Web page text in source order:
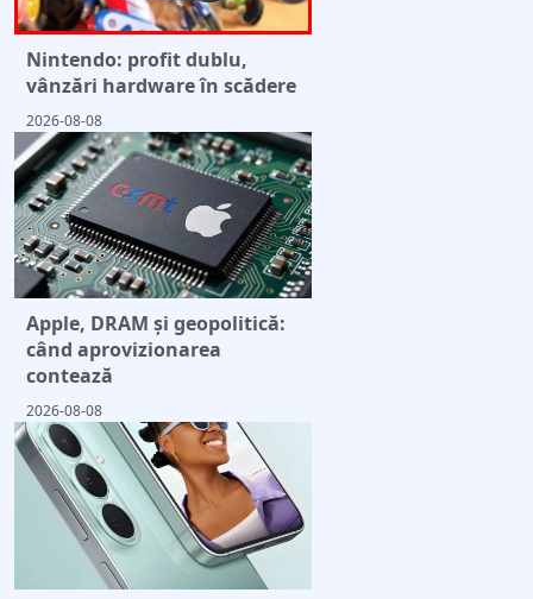
Nintendo: profit dublu,
vânzări hardware în scădere
2026-08-08
Apple, DRAM și geopolitică:
când aprovizionarea
contează
2026-08-08